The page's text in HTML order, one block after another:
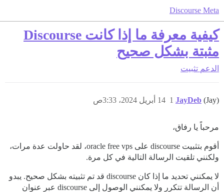
Discourse Meta
كيفية معرفة ما إذا كانت Discourse
مثبتة بشكل صحيح
الدعم تثبيت
JayDeb (Jay) 14 أبريل 2024، 3:33ص 1
مرحباً يا رفاق،
أقوم بتثبيت discourse على oracle free vps، لقد حاولت عدة مرات،
ولكنني تلقيت الرسالة التالية في كل مرة.
لا يمكنني تحديد ما إذا كان discourse قد تم تثبيته بشكل صحيح. يبدو
أن الرسالة تتكرر ولا يمكنني الوصول إلى discourse عبر عنوان